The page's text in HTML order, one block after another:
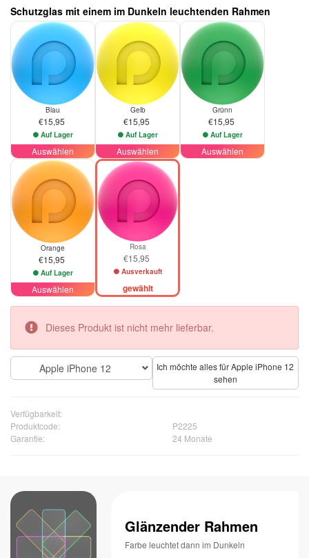
Schutzglas mit einem im Dunkeln leuchtenden Rahmen
Blau
€15,95
Auf Lager
Auswählen
Gelb
€15,95
Auf Lager
Auswählen
Grünn
€15,95
Auf Lager
Auswählen
Orange
€15,95
Auf Lager
Auswählen
Rosa
€15,95
Ausverkauft
gewählt
Dieses Produkt ist nicht mehr lieferbar.
Apple iPhone 12
Ich möchte alles für Apple iPhone 12
sehen
Verfügbarkeit:
Produktcode:
P2225
Garantie:
24 Monate
Glänzender Rahmen
Farbe leuchtet dann im Dunkeln